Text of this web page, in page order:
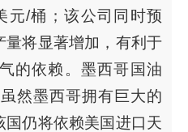
元/桶；该公司同时预
将显著增加，有利于
的依赖。墨西哥国油
然墨西哥拥有巨大的
国仍将依赖美国进口天